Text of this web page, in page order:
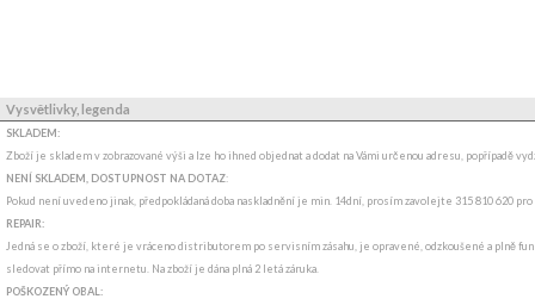
Vysvětlivky, legenda
SKLADEM:
Zboží je skladem v zobrazované výši a lze ho ihned objednat a dodat na Vámi určenou adresu, popřípadě
NENÍ SKLADEM, DOSTUPNOST NA DOTAZ:
Pokud není uvedeno jinak, předpokládaná doba naskladnění je min. 14dní, prosím zavolejte 315 810 620
REPAIR:
Jedná se o zboží, které je vráceno distributorem po servisním zásahu, je opravené, odzkoušené a plně
sledovat přímo na internetu. Na zboží je dána plná 2 letá záruka.
POŠKOZENÝ OBAL: